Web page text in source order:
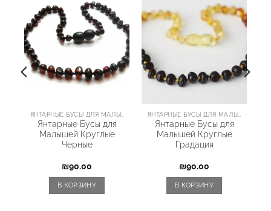
Янтарные Бусы для
Малышей Круглые
Черные
₪90.00
В КОРЗИНУ
Янтарные Бусы для
Малышей Круглые
Градация
₪90.00
В КОРЗИНУ